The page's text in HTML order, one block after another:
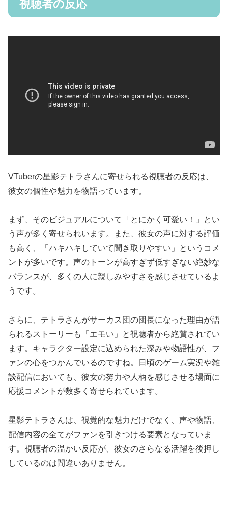
視聴者の反応
VTuberの星影テトラさんに寄せられる視聴者の反応は、
彼女の個性や魅力を物語っています。
まず、そのビジュアルについて「とにかく可愛い！」とい
う声が多く寄せられいます。また、彼女の声に対する評価
も高く、「ハキハキしていて聞き取りやすい」というコメ
ントが多いです。声のトーンが高すぎず低すぎない絶妙な
バランスが、多くの人に親しみやすさを感じさせているよ
うです。
さらに、テトラさんがサーカス団の団長になった理由が語
られるストーリーも「エモい」と視聴者から絶賛されてい
ます。キャラクター設定に込められた深みや物語性が、フ
ァンの心をつかんでいるのですね。日頃のゲーム実況や雑
談配信においても、彼女の努力や人柄を感じさせる場面に
応援コメントが数多く寄せられています。
星影テトラさんは、視覚的な魅力だけでなく、声や物語、
配信内容の全てがファンを引きつける要素となっていま
す。視聴者の温かい反応が、彼女のさらなる活躍を後押し
しているのは間違いありません。